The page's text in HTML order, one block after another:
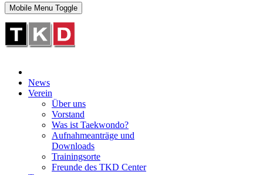
Mobile Menu Toggle
News
Verein
Über uns
Vorstand
Was ist Taekwondo?
Aufnahmeanträge und
Downloads
Trainingsorte
Freunde des TKD Center